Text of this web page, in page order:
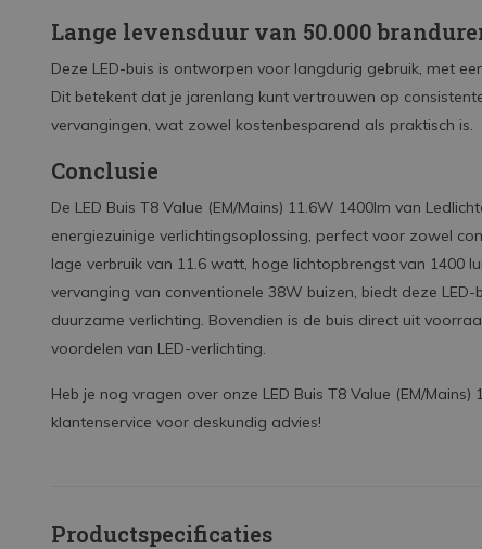
Lange levensduur van 50.000
Deze LED-buis is ontworpen voor langdurig gebruik, met
Dit betekent dat je jarenlang kunt vertrouwen op
vervangingen, wat zowel kostenbesparend als praktisch is.
Conclusie
De LED Buis T8 Value (EM/Mains) 11.6W 1400lm van
energiezuinige verlichtingsoplossing, perfect voor zowel
lage verbruik van 11.6 watt, hoge lichtopbrengst van 1400
vervanging van conventionele 38W buizen, biedt deze
duurzame verlichting. Bovendien is de buis direct uit
voordelen van LED-verlichting.
Heb je nog vragen over onze LED Buis T8 Value (EM/
klantenservice voor deskundig advies!
Productspecificaties